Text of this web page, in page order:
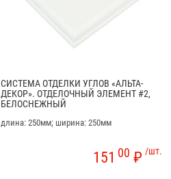
СИСТЕМА ОТДЕЛКИ УГЛОВ «АЛЬТА-
ДЕКОР». ОТДЕЛОЧНЫЙ ЭЛЕМЕНТ #2,
БЕЛОСНЕЖНЫЙ
длина: 250мм; ширина: 250мм
/шт.
151 00 ₽